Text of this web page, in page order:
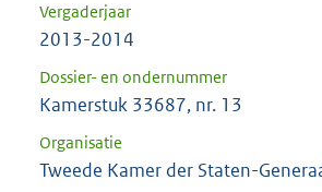
Vergaderjaar
2013-2014
Dossier- en ondernummer
Kamerstuk 33687, nr. 13
Organisatie
Tweede Kamer der Staten-